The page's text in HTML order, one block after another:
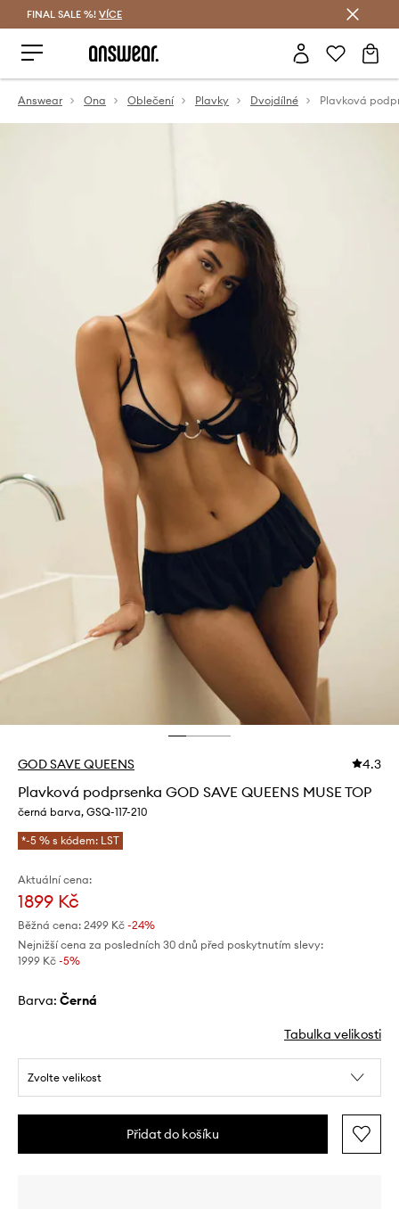
FINAL SALE %! VÍCE
Answear Ona Oblečení Plavky Dvojdílné
GOD SAVE QUEENS 4.3
Plavková podprsenka GOD SAVE QUEENS MUSE TOP
černá barva, GSQ-117-210
*-5 % s kódem: LST
Aktuální cena:
1899 Kč
Běžná cena: 2499 Kč -24%
Nejnižší cena za posledních 30 dnů před poskytnutím slevy:
1999 Kč -5%
Barva: černá
Tabulka velikosti
Zvolte velikost
Přidat do košíku